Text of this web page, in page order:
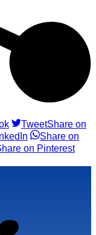
TweetShare on
Share on
on Pinterest